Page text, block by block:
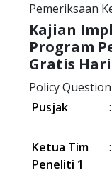
Pemeriksaan
Kajian
Program
Gratis
Policy Question
Pusjak
:
Ketua Tim
Peneliti 1
: